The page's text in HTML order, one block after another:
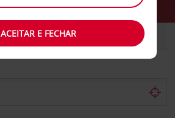
COMERCIAIS
ACEITAR E FECHAR